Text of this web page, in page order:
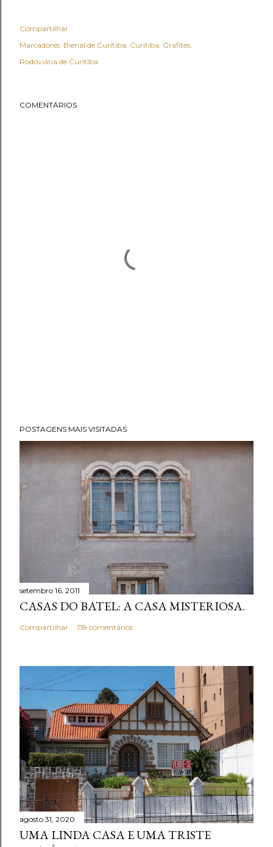
Compartilhar
Marcadores: Bienal de Curitiba Curitiba Grafites
Rodoviária de Curitiba
COMENTÁRIOS
POSTAGENS MAIS VISITADAS
setembro 16, 2011
CASAS DO BATEL: A CASA MISTERIOSA.
Compartilhar 118 comentários
agosto 31, 2020
UMA LINDA CASA E UMA TRISTE